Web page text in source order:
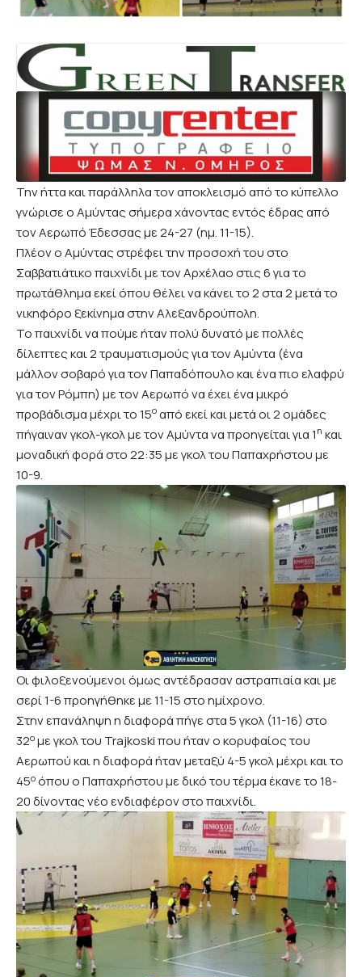
Την ήττα και παράλληλα τον αποκλεισμό από το κύπελλο
γνώρισε ο Αμύντας σήμερα χάνοντας εντός έδρας από
τον Αερωπό Έδεσσας με 24-27 (ημ. 11-15).
Πλέον ο Αμύντας στρέφει την προσοχή του στο
Σαββατιάτικο παιχνίδι με τον Αρχέλαο στις 6 για το
πρωτάθλημα εκεί όπου θέλει να κάνει το 2 στα 2 μετά το
νικηφόρο ξεκίνημα στην Αλεξανδρούπολη.
Το παιχνίδι να πούμε ήταν πολύ δυνατό με πολλές
δίλεπτες και 2 τραυματισμούς για τον Αμύντα (ένα
μάλλον σοβαρό για τον Παπαδόπουλο και ένα πιο ελαφρύ
για τον Ρόμπη) με τον Αερωπό να έχει ένα μικρό
προβάδισμα μέχρι το 15ο από εκεί και μετά οι 2 ομάδες
πήγαιναν γκολ-γκολ με τον Αμύντα να προηγείται για 1 η και
μοναδική φορά στο 22:35 με γκολ του Παπαχρήστου με
10-9.
Οι φιλοξενούμενοι όμως αντέδρασαν αστραπιαία και με
σερί 1-6 προηγήθηκε με 11-15 στο ημίχρονο.
Στην επανάληψη η διαφορά πήγε στα 5 γκολ (11-16) στο
32ο με γκολ του Trajkoski που ήταν ο κορυφαίος του
Αερωπού και η διαφορά ήταν μεταξύ 4-5 γκολ μέχρι και το
45ο όπου ο Παπαχρήστου με δικό του τέρμα έκανε το 18-
20 δίνοντας νέο ενδιαφέρον στο παιχνίδι.